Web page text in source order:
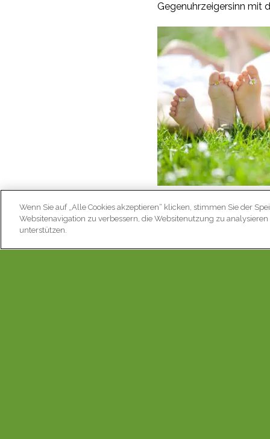
Gegenuhrzeigersinn mit
Übung 3:
Wenn Sie auf „Alle Cookies akzeptieren“ klicken, stimmen Sie der
Websitenavigation zu verbessern, die Websitenutzung zu
unterstützen.